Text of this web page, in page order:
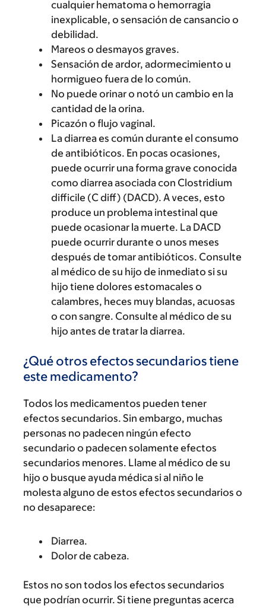
cualquier hematoma o hemorragia
inexplicable, o sensación de cansancio o
debilidad.
Mareos o desmayos graves.
Sensación de ardor, adormecimiento u
hormigueo fuera de lo común.
No puede orinar o notó un cambio en la
cantidad de la orina.
Picazón o flujo vaginal.
La diarrea es común durante el consumo
de antibióticos. En pocas ocasiones,
puede ocurrir una forma grave conocida
como diarrea asociada con Clostridium
difficile (C diff) (DACD). A veces, esto
produce un problema intestinal que
puede ocasionar la muerte. La DACD
puede ocurrir durante o unos meses
después de tomar antibióticos. Consulte
al médico de su hijo de inmediato si su
hijo tiene dolores estomacales o
calambres, heces muy blandas, acuosas
o con sangre. Consulte al médico de su
hijo antes de tratar la diarrea.
¿Qué otros efectos secundarios tiene
este medicamento?
Todos los medicamentos pueden tener
efectos secundarios. Sin embargo, muchas
personas no padecen ningún efecto
secundario o padecen solamente efectos
secundarios menores. Llame al médico de su
hijo o busque ayuda médica si al niño le
molesta alguno de estos efectos secundarios o
no desaparece:
Diarrea.
Dolor de cabeza.
Estos no son todos los efectos secundarios
que podrían ocurrir. Si tiene preguntas acerca